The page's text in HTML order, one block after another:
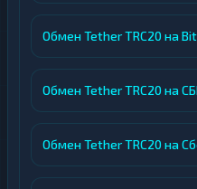
Обмен Tether TRC20 на
Обмен Tether TRC20 на
Обмен Tether TRC20 на